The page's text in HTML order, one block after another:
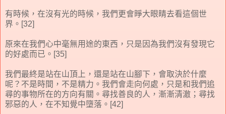
有時候，在沒有光的時候，我們更會睜大眼睛去看這個世
界。[32]
原來在我們心中毫無用途的東西，只是因為我們沒有發現它
的好處而已。[35]
我們最終是站在山頂上，還是站在山腳下，會取決於什麼
呢？不是時間，不是精力。我們會走向何處，只是和我們追
尋的事物所在的方向有關。尋找善良的人，漸漸清澈；尋找
邪惡的人，在不知覺中墮落。[42]